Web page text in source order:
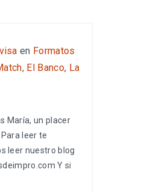
en Formatos
El Banco, La
María, un placer
leer te
leer nuestro blog
Y si